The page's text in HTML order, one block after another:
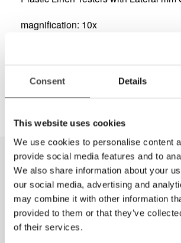
Consent Details
This website uses cookies
We use cookies to personalise content
provide social media features and to
We also share information about your
our social media, advertising and
may combine it with other information
provided to them or that they’ve
of their services.
magnification: 10x
case#: 12002
Tilbehør